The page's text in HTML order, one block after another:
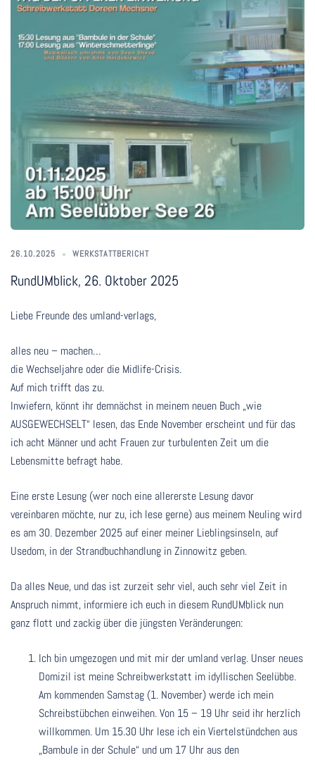
26.10.2025 WERKSTATTBERICHT
RundUMblick, 26. Oktober 2025
Liebe Freunde des umland-verlags,
alles neu – machen…
die Wechseljahre oder die Midlife-Crisis.
Auf mich trifft das zu.
Inwiefern, könnt ihr demnächst in meinem neuen Buch „wie
AUSGEWECHSELT“ lesen, das Ende November erscheint und für das
ich acht Männer und acht Frauen zur turbulenten Zeit um die
Lebensmitte befragt habe.
Eine erste Lesung (wer noch eine allererste Lesung davor
vereinbaren möchte, nur zu, ich lese gerne) aus meinem Neuling wird
es am 30. Dezember 2025 auf einer meiner Lieblingsinseln, auf
Usedom, in der Strandbuchhandlung in Zinnowitz geben.
Da alles Neue, und das ist zurzeit sehr viel, auch sehr viel Zeit in
Anspruch nimmt, informiere ich euch in diesem RundUMblick nun
ganz flott und zackig über die jüngsten Veränderungen:
Ich bin umgezogen und mit mir der umland verlag. Unser neues
Domizil ist meine Schreibwerkstatt im idyllischen Seelübbe.
Am kommenden Samstag (1. November) werde ich mein
Schreibstübchen einweihen. Von 15 – 19 Uhr seid ihr herzlich
willkommen. Um 15.30 Uhr lese ich ein Viertelstündchen aus
„Bambule in der Schule“ und um 17 Uhr aus den